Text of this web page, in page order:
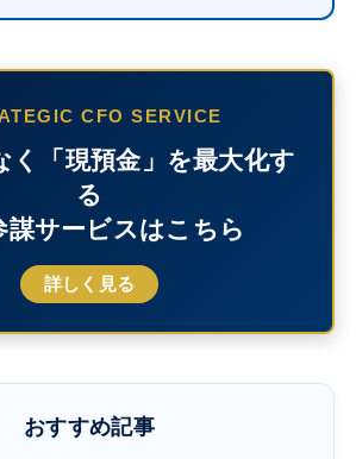
CFO SERVICE
く「現預金」を最大化す
る
謀サービスはこちら
詳しく見る
おすすめ記事